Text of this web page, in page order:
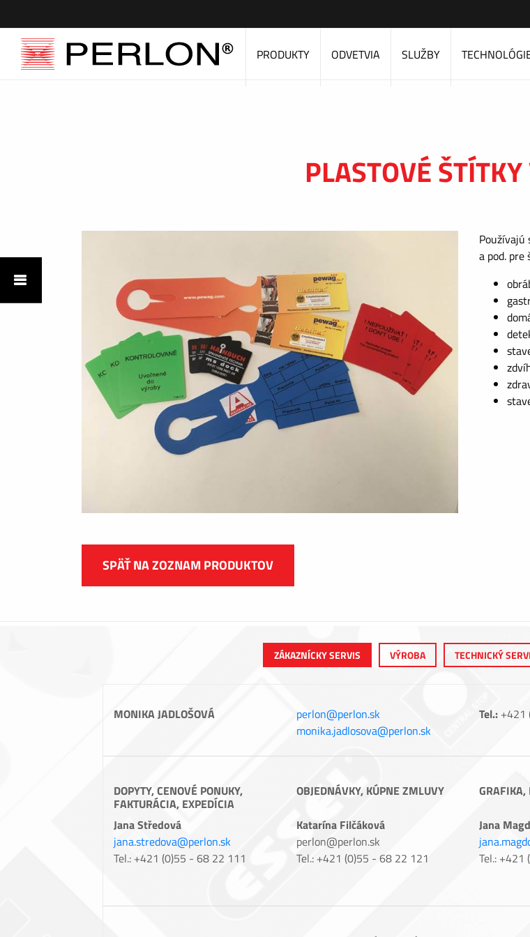
PRODUKTY ODVETVIA SLUŽBY
PLASTOVÉ
Používajú
a pod.
SPÄŤ NA ZOZNAM PRODUKTOV
ZÁKAZNÍCKY SERVIS VÝROBA TECHNICKÝ
MONIKA JADLOŠOVÁ
perlon@perlon.sk
monika.jadlosova@perlon.sk
Tel.: +421
DOPYTY, CENOVÉ PONUKY,
FAKTURÁCIA, EXPEDÍCIA
Jana Středová
jana.stredova@perlon.sk
Tel.: +421 (0)55 - 68 22 111
OBJEDNÁVKY, KÚPNE ZMLUVY
Katarína Filčáková
perlon@perlon.sk
Tel.: +421 (0)55 - 68 22 121
GRAFIKA,
Jana
Tel.: